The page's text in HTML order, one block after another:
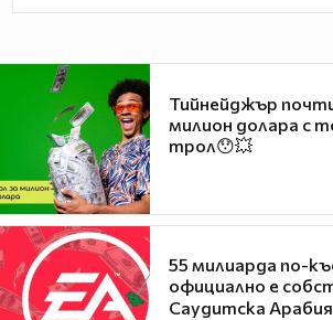
Тийнейджър
милион долара с
трол😯💥
55 милиарда по-
официално е
Саудитска